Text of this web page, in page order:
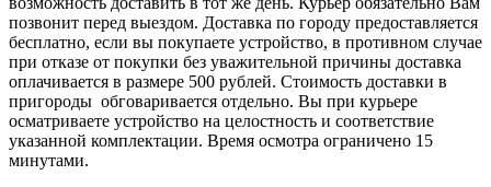
позвонит перед выездом. Доставка по городу предоставляется
бесплатно, если вы покупаете устройство, в противном случае
при отказе от покупки без уважительной причины доставка
оплачивается в размере 500 рублей. Стоимость доставки в
пригороды обговаривается отдельно. Вы при курьере
осматриваете устройство на целостность и соответствие
указанной комплектации. Время осмотра ограничено 15
минутами.